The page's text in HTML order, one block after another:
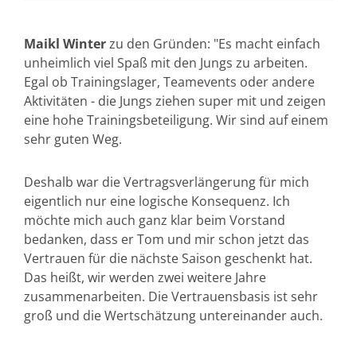
Maikl Winterzu den Gründen: "Es macht einfach
unheimlich viel Spaß mit den Jungs zu arbeiten.
Egal ob Trainingslager, Teamevents oder andere
Aktivitäten - die Jungs ziehen super mit und zeigen
eine hohe Trainingsbeteiligung. Wir sind auf einem
sehr guten Weg.
Deshalb war die Vertragsverlängerung für mich
eigentlich nur eine logische Konsequenz. Ich
möchte mich auch ganz klar beim Vorstand
bedanken, dass er Tom und mir schon jetzt das
Vertrauen für die nächste Saison geschenkt hat.
Das heißt, wir werden zwei weitere Jahre
zusammenarbeiten. Die Vertrauensbasis ist sehr
groß und die Wertschätzung untereinander auch.